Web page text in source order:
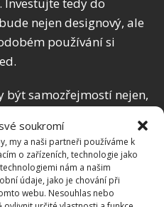
soukromí
my a naši partneři používáme k
o zařízeních, technologie jako
nám a našim
údaje, jako je chování při
webu. Nesouhlas nebo
nejen designový, ale
používání si
samozřejmostí nejen,
kusům nábytku.
nábytek alespoň částečně
místnostech, zejména
obývací pokoj s